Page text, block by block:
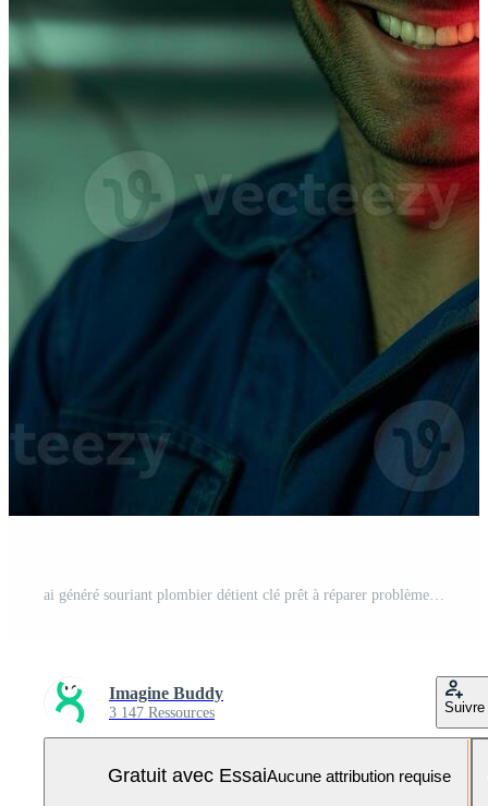
Imagine Buddy
3 147 Ressources Suivre
Gratuit avec EssaiAucune attribution requise